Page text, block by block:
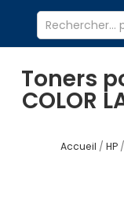
Toners
COLOR
Accueil HP